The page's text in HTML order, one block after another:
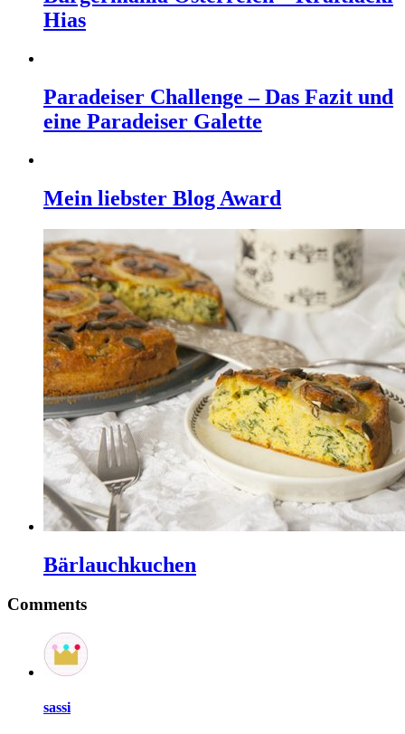
Hias
Paradeiser Challenge – Das Fazit und
eine Paradeiser Galette
Mein liebster Blog Award
Bärlauchkuchen
Comments
sassi